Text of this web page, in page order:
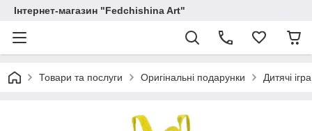
Інтернет-магазин "Fedchishina Art"
Товари та послуги Оригінальні подарунки Дитячі